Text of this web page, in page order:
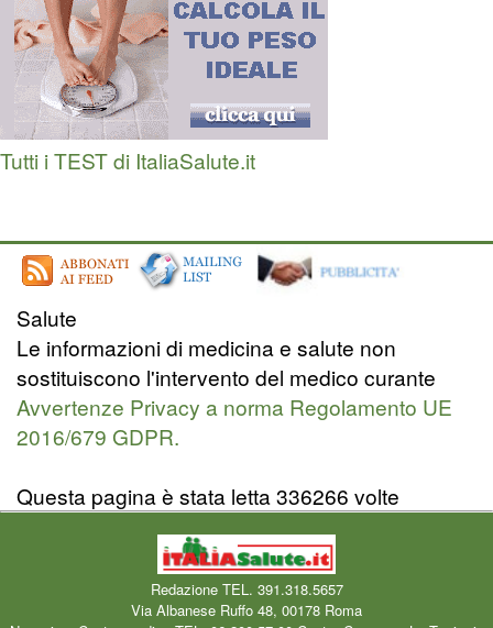
Tutti i TEST di ItaliaSalute.it
Salute
Le informazioni di medicina e salute non
sostituiscono l'intervento del medico curante
Avvertenze Privacy a norma Regolamento UE
2016/679 GDPR.
Questa pagina è stata letta 336266 volte
Redazione TEL. 391.318.5657
Via Albanese Ruffo 48, 00178 Roma